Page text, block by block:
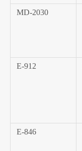
MD-2030
E-912
E-846